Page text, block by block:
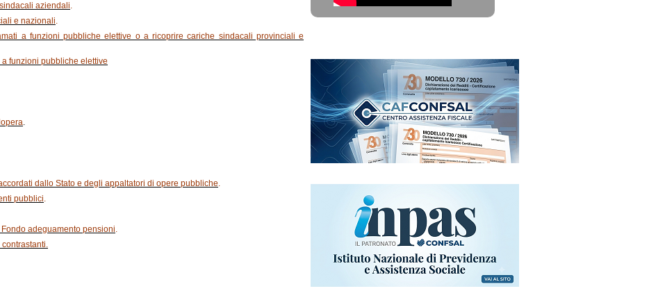
aziendali.
e nazionali.
a funzioni pubbliche elettive o a ricoprire cariche sindacali provinciali e
funzioni pubbliche elettive
.
dallo Stato e degli appaltatori di opere pubbliche.
pubblici.
adeguamento pensioni.